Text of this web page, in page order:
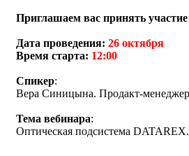
Приглашаем вас принять
Дата проведения: 26 октября
Время старта: 12:00
Спикер:
Вера Синицына. Продакт-
Тема вебинара:
Оптическая подсистема DATAREX.